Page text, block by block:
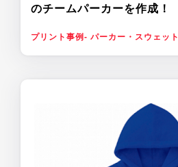
のチームパーカーを作成！
プリント事例- パーカー・スウェット